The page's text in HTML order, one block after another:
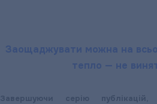
Заощаджувати можна на
тепло — не
Завершуючи серію